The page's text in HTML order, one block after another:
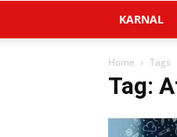
KARNAL
Home Tags
Tag: